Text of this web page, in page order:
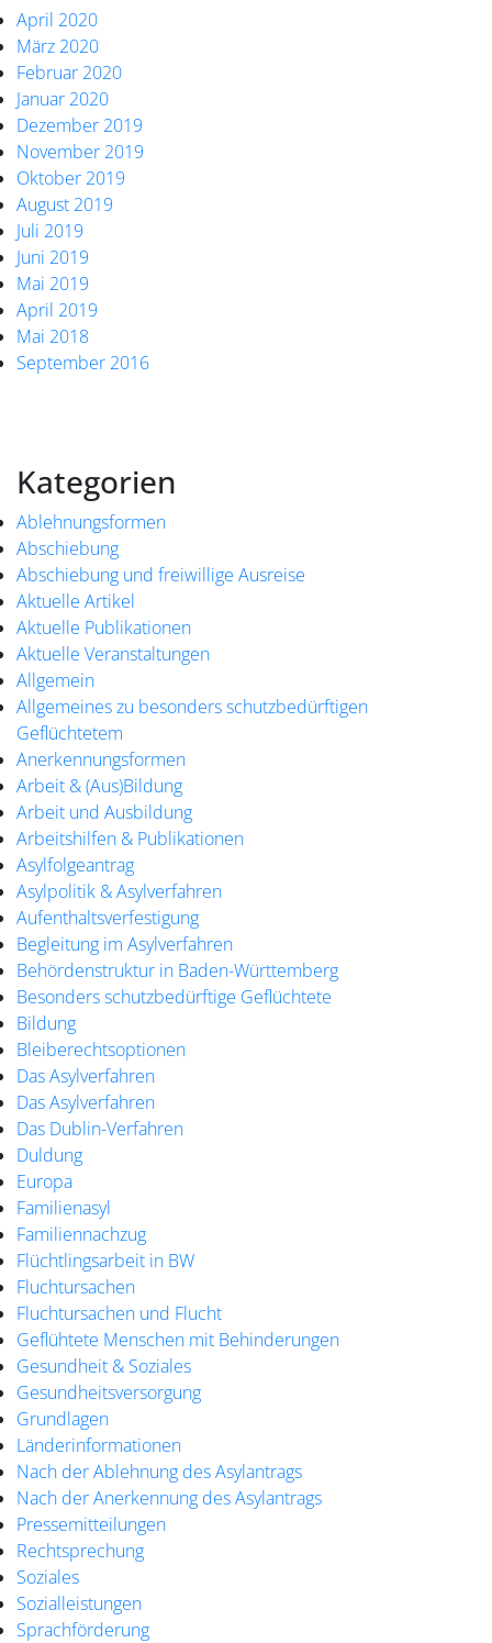
April 2020
März 2020
Februar 2020
Januar 2020
Dezember 2019
November 2019
Oktober 2019
August 2019
Juli 2019
Juni 2019
Mai 2019
April 2019
Mai 2018
September 2016
Kategorien
Ablehnungsformen
Abschiebung
Abschiebung und freiwillige Ausreise
Aktuelle Artikel
Aktuelle Publikationen
Aktuelle Veranstaltungen
Allgemein
Allgemeines zu besonders schutzbedürftigen
Geflüchtetem
Anerkennungsformen
Arbeit & (Aus)Bildung
Arbeit und Ausbildung
Arbeitshilfen & Publikationen
Asylfolgeantrag
Asylpolitik & Asylverfahren
Aufenthaltsverfestigung
Begleitung im Asylverfahren
Behördenstruktur in Baden-Württemberg
Besonders schutzbedürftige Geflüchtete
Bildung
Bleiberechtsoptionen
Das Asylverfahren
Das Asylverfahren
Das Dublin-Verfahren
Duldung
Europa
Familienasyl
Familiennachzug
Flüchtlingsarbeit in BW
Fluchtursachen
Fluchtursachen und Flucht
Geflühtete Menschen mit Behinderungen
Gesundheit & Soziales
Gesundheitsversorgung
Grundlagen
Länderinformationen
Nach der Ablehnung des Asylantrags
Nach der Anerkennung des Asylantrags
Pressemitteilungen
Rechtsprechung
Soziales
Sozialleistungen
Sprachförderung